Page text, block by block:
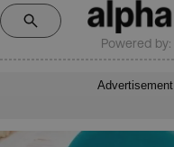
Powered by:
Advertisement